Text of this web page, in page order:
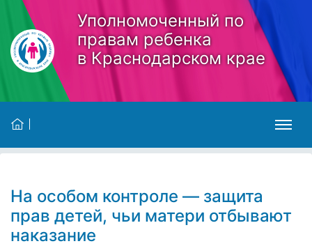
Skip to main content
Уполномоченный по
правам ребенка
в Краснодарском крае
На особом контроле — защита
прав детей, чьи матери отбывают
наказание